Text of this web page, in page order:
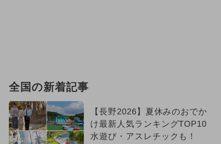
手作り体験
2025年6月のイベント クリスマス
全国の新着記事
【長野2026】夏休みのおでか
け最新人気ランキングTOP10
水遊び・アスレチックも！